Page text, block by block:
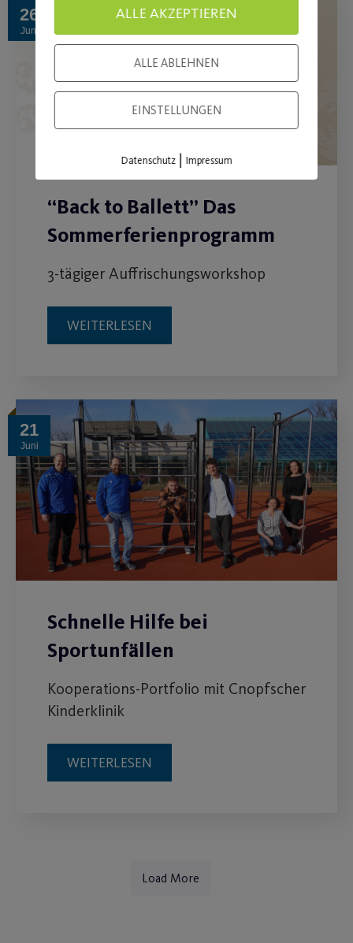
26
Juni
“Back to Ballett” Das
Sommerferienprogramm
3-tägiger Auffrischungsworkshop
WEITERLESEN
21
Juni
Schnelle Hilfe bei
Sportunfällen
Kooperations-Portfolio mit Cnopfscher
Kinderklinik
WEITERLESEN
Load More
ALLE AKZEPTIEREN
ALLE ABLEHNEN
EINSTELLUNGEN
Datenschutz| Impressum